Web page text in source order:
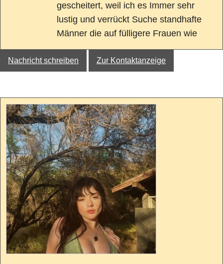
gescheitert, weil ich es Immer sehr
lustig und verrückt Suche standhafte
Männer die auf fülligere Frauen wie
Nachricht schreiben Zur Kontaktanzeige